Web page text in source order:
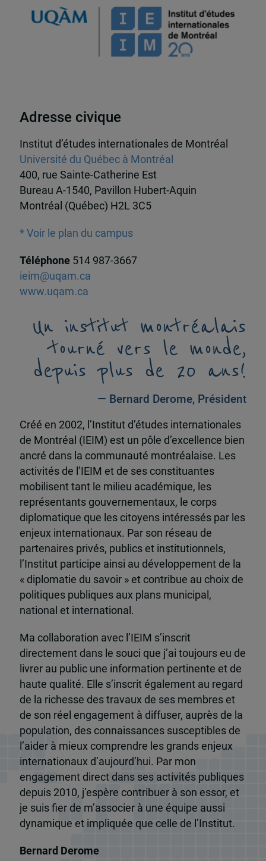
Adresse civique
Institut d’études internationales de Montréal
Université du Québec à Montréal
400, rue Sainte-Catherine Est
Bureau A-1540, Pavillon Hubert-Aquin
Montréal (Québec) H2L 3C5
* Voir le plan du campus
Téléphone 514 987-3667
ieim@uqam.ca
www.uqam.ca
Un institut montréalais
tourné vers le monde,
depuis plus de 20 ans!
— Bernard Derome, Président
Créé en 2002, l’Institut d’études internationales
de Montréal (IEIM) est un pôle d’excellence bien
ancré dans la communauté montréalaise. Les
activités de l’IEIM et de ses constituantes
mobilisent tant le milieu académique, les
représentants gouvernementaux, le corps
diplomatique que les citoyens intéressés par les
enjeux internationaux. Par son réseau de
partenaires privés, publics et institutionnels,
l’Institut participe ainsi au développement de la
« diplomatie du savoir » et contribue au choix de
politiques publiques aux plans municipal,
national et international.
Ma collaboration avec l’IEIM s’inscrit
directement dans le souci que j’ai toujours eu de
livrer au public une information pertinente et de
haute qualité. Elle s’inscrit également au regard
de la richesse des travaux de ses membres et
de son réel engagement à diffuser, auprès de la
population, des connaissances susceptibles de
l’aider à mieux comprendre les grands enjeux
internationaux d’aujourd’hui. Par mon
engagement direct dans ses activités publiques
depuis 2010, j’espère contribuer à son essor, et
je suis fier de m’associer à une équipe aussi
dynamique et impliquée que celle de l’Institut.
Bernard Derome